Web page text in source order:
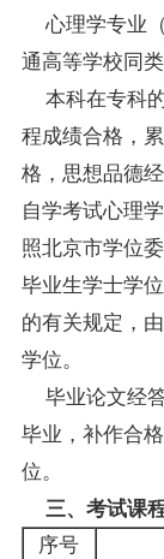
心理学专业
通高等学校同
本科在专科
程成绩合格，
格，思想品德
自学考试心理
照北京市学位
毕业生学士学
的有关规定，
学位。
毕业论文经
毕业，补作合
位。
三、考试课
序号